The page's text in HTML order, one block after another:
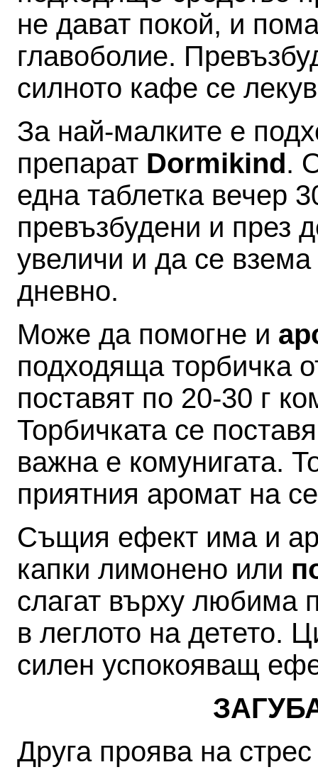
не дават покой, и
главоболие.
силното кафе се
За най-малките е
препарат Dormikind.
една таблетка вечер
превъзбудени и през
увеличи и да се
дневно.
Може да помогне и
подходяща торбичка
поставят по 20-30 г
Торбичката се
важна е комунигата.
приятния аромат на
Същия ефект има и
капки лимонено или
слагат върху любима
в леглото на детето.
силен успокояващ
Друга проява на